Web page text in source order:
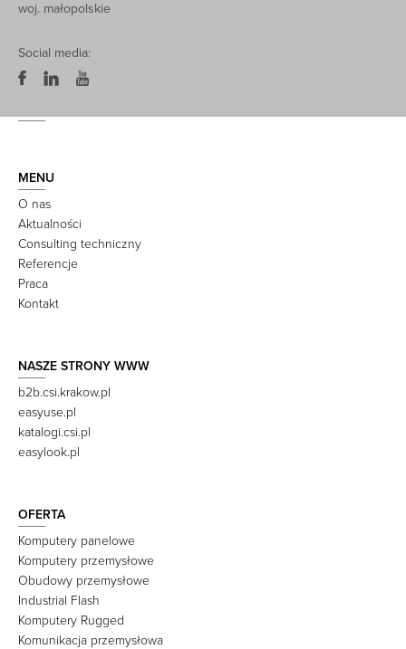
woj. małopolskie
Social media:
MENU
O nas
Aktualności
Consulting techniczny
Referencje
Praca
Kontakt
NASZE STRONY WWW
b2b.csi.krakow.pl
easyuse.pl
katalogi.csi.pl
easylook.pl
OFERTA
Komputery panelowe
Komputery przemysłowe
Obudowy przemysłowe
Industrial Flash
Komputery Rugged
Komunikacja przemysłowa